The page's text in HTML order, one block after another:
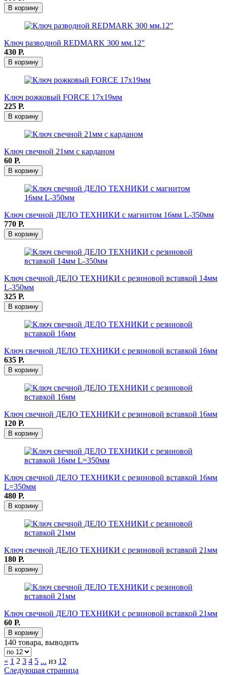
В корзину
Ключ разводной REDMARK 300 мм.12"
430 Р.
В корзину
Ключ рожковый FORCE 17x19мм
225 Р.
В корзину
Ключ свечной 21мм с карданом
60 Р.
В корзину
Ключ свечной ДЕЛО ТЕХНИКИ с магнитом 16мм L-350мм
770 Р.
В корзину
Ключ свечной ДЕЛО ТЕХНИКИ с резиновой вставкой 14мм
L-350мм
325 Р.
В корзину
Ключ свечной ДЕЛО ТЕХНИКИ с резиновой вставкой 16мм
635 Р.
В корзину
Ключ свечной ДЕЛО ТЕХНИКИ с резиновой вставкой 16мм
120 Р.
В корзину
Ключ свечной ДЕЛО ТЕХНИКИ с резиновой вставкой 16мм
L=350мм
480 Р.
В корзину
Ключ свечной ДЕЛО ТЕХНИКИ с резиновой вставкой 21мм
180 Р.
В корзину
Ключ свечной ДЕЛО ТЕХНИКИ с резиновой вставкой 21мм
60 Р.
В корзину
140 товара, выводить
« 1 2 3 4 5 ... из 12
Следующая страница